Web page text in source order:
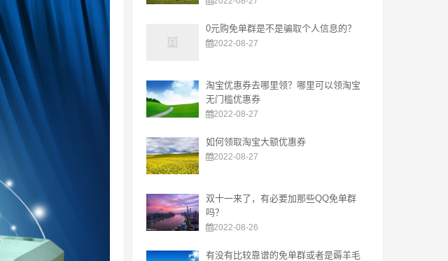
0元购免单群是不是骗取个人信息的？
2022-08-27
淘宝优惠券去哪里领？哪里可以领淘宝
无门槛优惠券
2022-08-27
如何领取淘宝大额优惠券
2022-08-27
双十一来了，有必要加那些QQ免单群
吗？
2022-08-26
有没有比较靠谱的免单群或者是薅羊毛